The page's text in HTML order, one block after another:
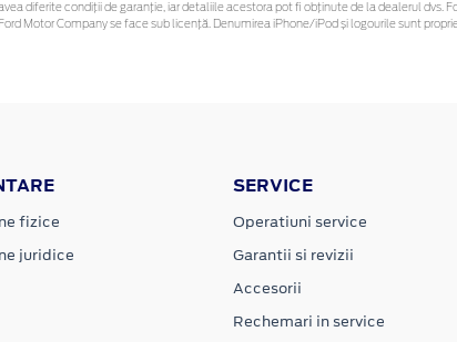
diferite condiții de garanție, iar detaliile acestora pot fi obținute de la dealerul dvs.
Motor Company se face sub licență. Denumirea iPhone/iPod și logourile sunt
fizice
juridice
SERVICE
Operatiuni service
Garantii si revizii
Accesorii
Rechemari in service